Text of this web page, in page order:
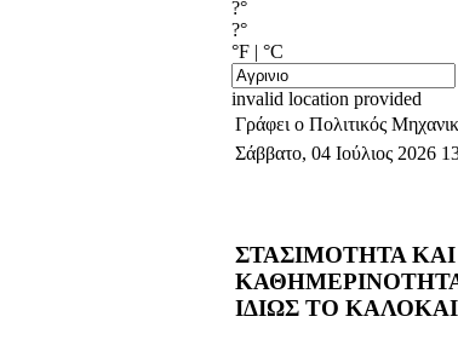
?°
?°
°F | °C
invalid location provided
Γράφει ο Πολιτικός
Σάββατο, 04 Ιούλιος 2026
ΣΤΑΣΙΜΟΤΗΤΑ
ΙΔΙΩΣ ΤΟ